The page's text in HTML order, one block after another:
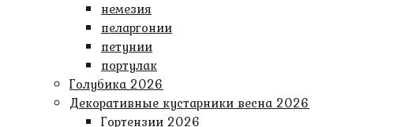
немезия
пеларгонии
петунии
портулак
Голубика 2026
Декоративные кустарники весна 2026
Гортензии 2026